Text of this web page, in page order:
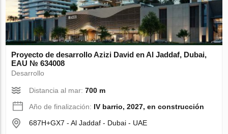
Proyecto de desarrollo Azizi David en Al Jaddaf, Dubai,
EAU № 634008
Desarrollo
Distancia al mar:700 m
Año de finalización: IV barrio, 2027, en construcción
687H+GX7 - Al Jaddaf - Dubai - UAE